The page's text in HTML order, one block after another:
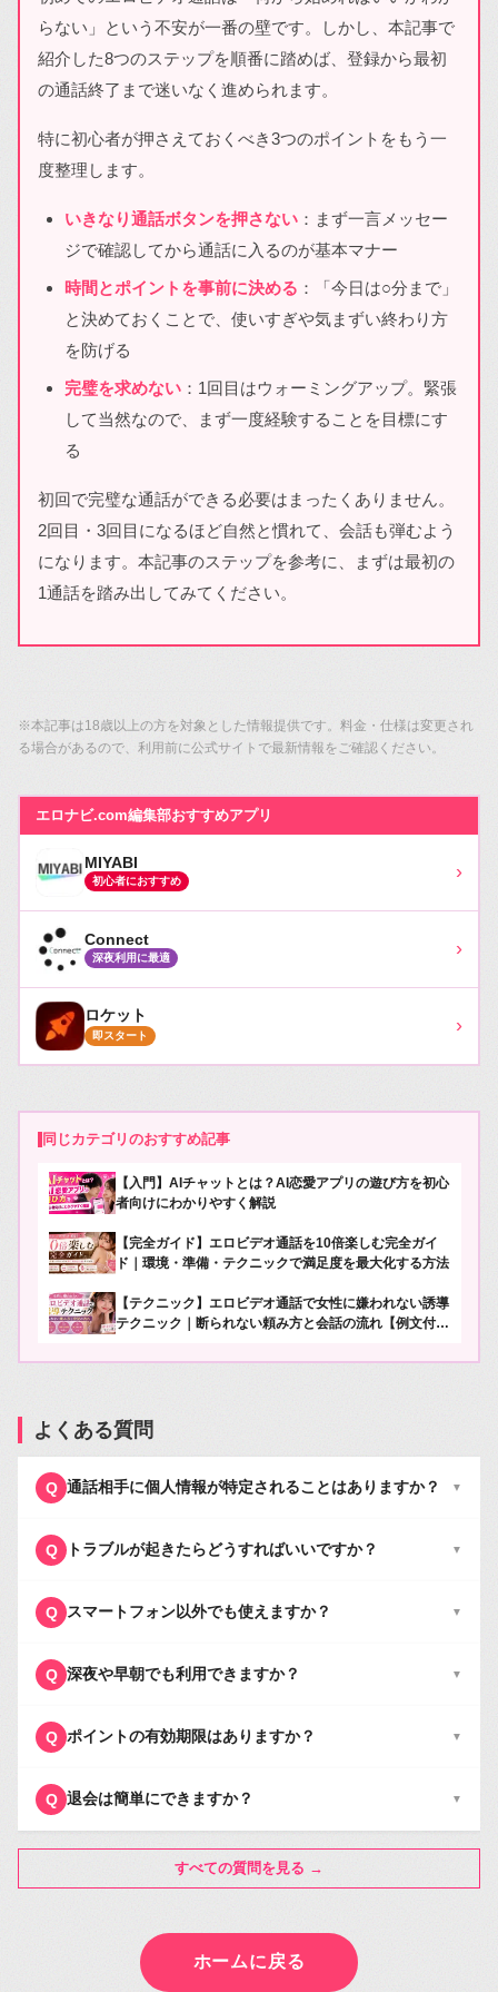
らない」という不安が一番の壁です。しかし、本記事で
紹介した8つのステップを順番に踏めば、登録から最初
の通話終了まで迷いなく進められます。
特に初心者が押さえておくべき3つのポイントをもう一
度整理します。
いきなり通話ボタンを押さない ：まず一言メッセー
ジで確認してから通話に入るのが基本マナー
時間とポイントを事前に決める ：「今日は○分まで」
と決めておくことで、使いすぎや気まずい終わり方
を防げる
完璧を求めない ：1回目はウォーミングアップ。緊張
して当然なので、まず一度経験することを目標にす
る
初回で完璧な通話ができる必要はまったくありません。
2回目・3回目になるほど自然と慣れて、会話も弾むよう
になります。本記事のステップを参考に、まずは最初の
1通話を踏み出してみてください。
※本記事は18歳以上の方を対象とした情報提供です。料金・仕様は変更され
る場合があるので、利用前に公式サイトで最新情報をご確認ください。
エロナビ.com編集部おすすめアプリ
MIYABI
初心者におすすめ ›
Connect
深夜利用に最適 ›
ロケット
即スタート ›
同じカテゴリのおすすめ記事
【入門】AIチャットとは？AI恋愛アプリの遊び方を初心
者向けにわかりやすく解説
【完全ガイド】エロビデオ通話を10倍楽しむ完全ガイ
ド｜環境・準備・テクニックで満足度を最大化する方法
【テクニック】エロビデオ通話で女性に嫌われない誘導
テクニック｜断られない頼み方と会話の流れ【例文付
よくある質問
Q 通話相手に個人情報が特定されることはありますか？ ▼
Q トラブルが起きたらどうすればいいですか？ ▼
Q スマートフォン以外でも使えますか？ ▼
Q 深夜や早朝でも利用できますか？ ▼
Q ポイントの有効期限はありますか？ ▼
Q 退会は簡単にできますか？ ▼
すべての質問を見る →
ホームに戻る